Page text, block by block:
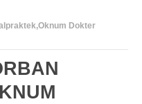
Dokter